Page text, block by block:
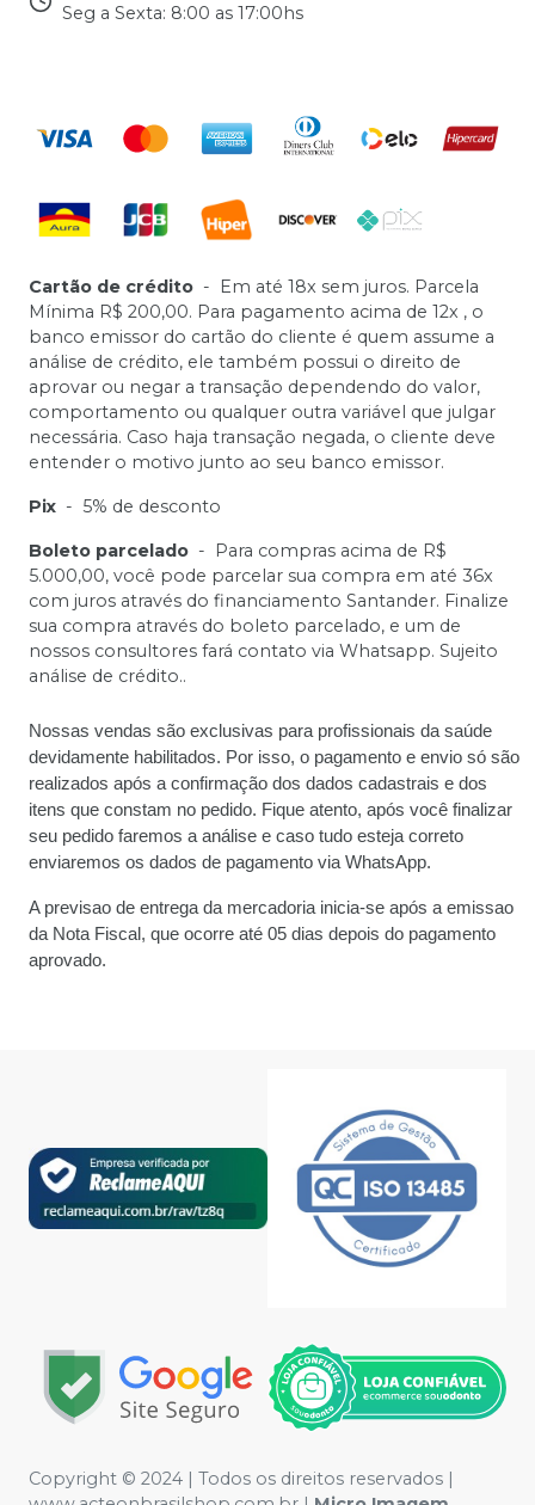
Seg a Sexta: 8:00 as 17:00hs
Cartão de crédito -
Em até 18x sem juros. Parcela
Mínima R$ 200,00. Para pagamento acima de 12x , o
banco emissor do cartão do cliente é quem assume a
análise de crédito, ele também possui o direito de
aprovar ou negar a transação dependendo do valor,
comportamento ou qualquer outra variável que julgar
necessária. Caso haja transação negada, o cliente deve
entender o motivo junto ao seu banco emissor.
Pix - 5% de desconto
Boleto parcelado -
Para compras acima de R$
5.000,00, você pode parcelar sua compra em até 36x
com juros através do financiamento Santander. Finalize
sua compra através do boleto parcelado, e um de
nossos consultores fará contato via Whatsapp. Sujeito
análise de crédito..
Nossas vendas são exclusivas para profissionais da saúde
devidamente habilitados. Por isso, o pagamento e envio só são
realizados após a confirmação dos dados cadastrais e dos
itens que constam no pedido. Fique atento, após você finalizar
seu pedido faremos a análise e caso tudo esteja correto
enviaremos os dados de pagamento via WhatsApp.
A previsao de entrega da mercadoria inicia-se após a emissao
da Nota Fiscal, que ocorre até 05 dias depois do pagamento
aprovado.
Copyright © 2024 | Todos os direitos reservados |